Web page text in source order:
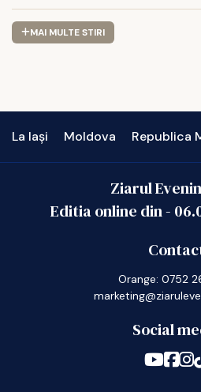
MAI MULTE STIRI
La Iași Moldova Republica
Ziarul
Editia online din -
Orange: 0752
Social